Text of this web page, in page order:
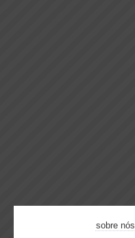
sobre nós